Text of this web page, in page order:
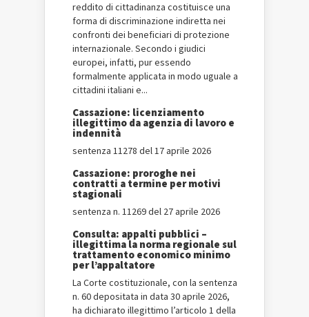
reddito di cittadinanza costituisce una
forma di discriminazione indiretta nei
confronti dei beneficiari di protezione
internazionale. Secondo i giudici
europei, infatti, pur essendo
formalmente applicata in modo uguale a
cittadini italiani e...
Cassazione: licenziamento
illegittimo da agenzia di lavoro e
indennità
sentenza 11278 del 17 aprile 2026
Cassazione: proroghe nei
contratti a termine per motivi
stagionali
sentenza n. 11269 del 27 aprile 2026
Consulta: appalti pubblici –
illegittima la norma regionale sul
trattamento economico minimo
per l’appaltatore
La Corte costituzionale, con la sentenza
n. 60 depositata in data 30 aprile 2026,
ha dichiarato illegittimo l’articolo 1 della